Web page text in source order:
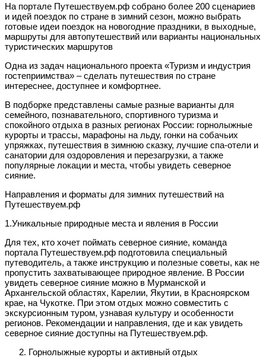
На портале Путешествуем.рф собрано более 200 сценариев
и идей поездок по стране в зимний сезон, можно выбрать
готовые идеи поездок на новогодние праздники, в выходные,
маршруты для автопутешествий или варианты национальных
туристических маршрутов
Одна из задач национального проекта «Туризм и индустрия
гостеприимства» – сделать путешествия по стране
интереснее, доступнее и комфортнее.
В подборке представлены самые разные варианты для
семейного, познавательного, спортивного туризма и
спокойного отдыха в разных регионах России: горнолыжные
курорты и трассы, марафоны на льду, гонки на собачьих
упряжках, путешествия в зимнюю сказку, лучшие спа-отели и
санатории для оздоровления и перезагрузки, а также
популярные локации и места, чтобы увидеть северное
сияние.
Направления и форматы для зимних путешествий на
Путешествуем.рф
1.Уникальные природные места и явления в России
Для тех, кто хочет поймать северное сияние, команда
портала Путешествуем.рф подготовила специальный
путеводитель, а также инструкцию и полезные советы, как не
пропустить захватывающее природное явление. В России
увидеть северное сияние можно в Мурманской и
Архангельской областях, Карелии, Якутии, в Красноярском
крае, на Чукотке. При этом отдых можно совместить с
экскурсионным туром, узнавая культуру и особенности
регионов. Рекомендации и направления, где и как увидеть
северное сияние доступны на Путешествуем.рф.
Горнолыжные курорты и активный отдых